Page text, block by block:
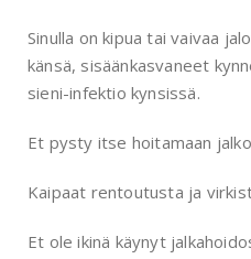
Sinulla on kipua tai vaivaa
känsä, sisäänkasvaneet
sieni-infektio kynsissä.
Et pysty itse hoitamaan
Kaipaat rentoutusta ja
Et ole ikinä käynyt